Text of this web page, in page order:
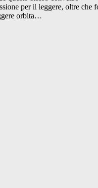
per il leggere, oltre che
orbita…